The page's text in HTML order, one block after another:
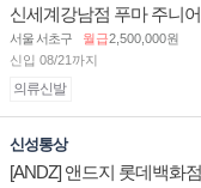
신세계강남점 푸마 주니
서울 서초구 월급2,500,000원
신입 08/21까지
의류신발
신성통상
[ANDZ] 앤드지 롯데백화